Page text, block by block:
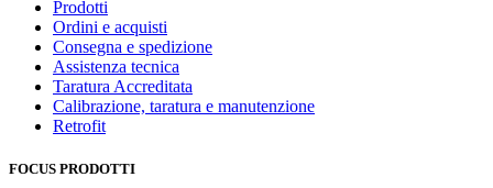
Prodotti
Ordini e acquisti
Consegna e spedizione
Assistenza tecnica
Taratura Accreditata
Calibrazione, taratura e manutenzione
Retrofit
FOCUS PRODOTTI